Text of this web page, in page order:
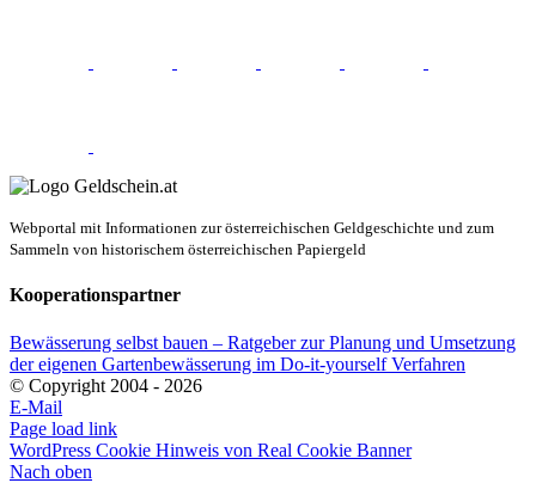
Webportal mit Informationen zur österreichischen Geldgeschichte und zum
Sammeln von historischem österreichischen Papiergeld
Kooperationspartner
Bewässerung selbst bauen – Ratgeber zur Planung und Umsetzung
der eigenen Gartenbewässerung im Do-it-yourself Verfahren
© Copyright 2004 - 2026
E-Mail
Page load link
WordPress Cookie Hinweis von Real Cookie Banner
Nach oben